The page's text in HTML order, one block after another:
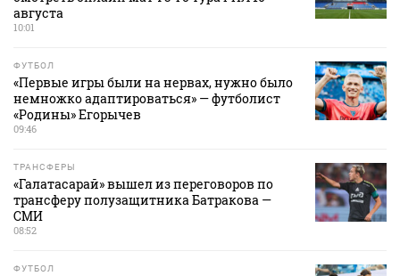
августа
10:01
ФУТБОЛ
«Первые игры были на нервах, нужно было
немножко адаптироваться» — футболист
«Родины» Егорычев
09:46
ТРАНСФЕРЫ
«Галатасарай» вышел из переговоров по
трансферу полузащитника Батракова —
СМИ
08:52
ФУТБОЛ